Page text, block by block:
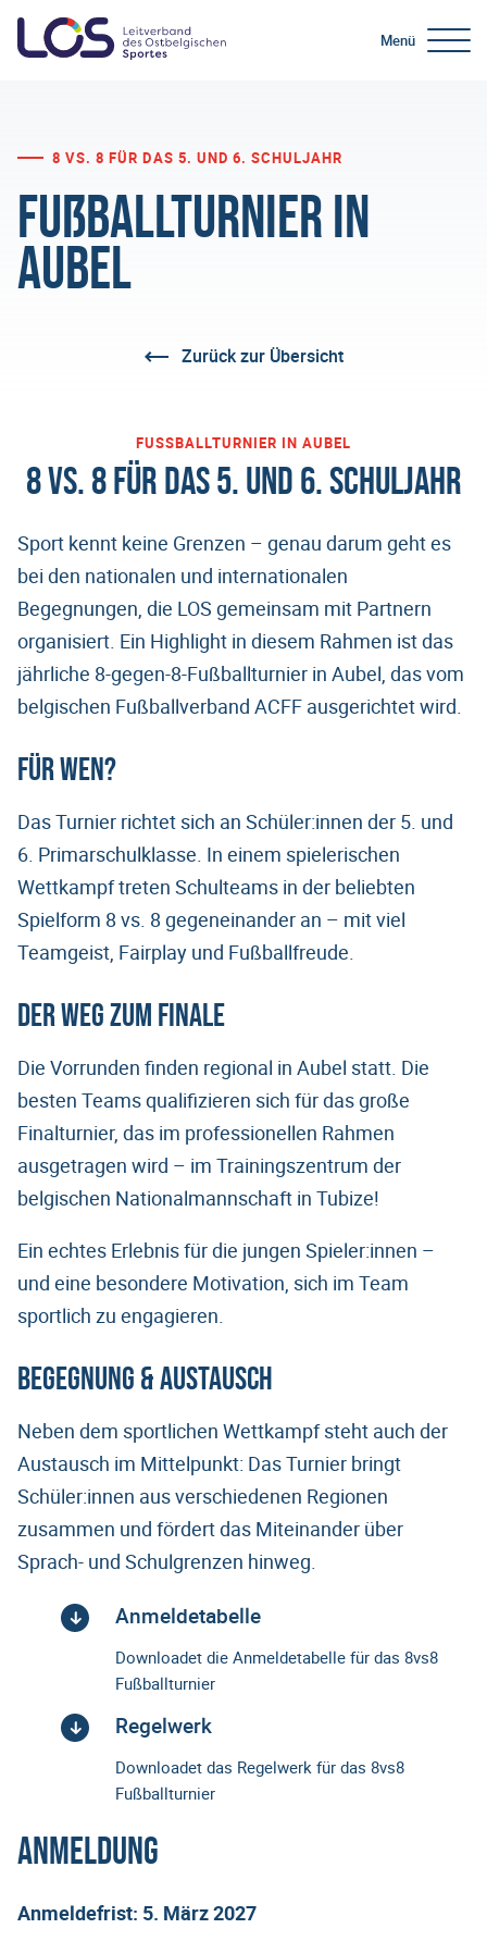
Menü
8 VS. 8 FÜR DAS 5. UND 6. SCHULJAHR
Fußballturnier in
Aubel
Zurück zur Übersicht
FUSSBALLTURNIER IN AUBEL
8 VS. 8 FÜR DAS 5. UND 6. SCHULJAHR
Sport kennt keine Grenzen – genau darum geht es
bei den nationalen und internationalen
Begegnungen, die LOS gemeinsam mit Partnern
organisiert. Ein Highlight in diesem Rahmen ist das
jährliche 8-gegen-8-Fußballturnier in Aubel, das vom
belgischen Fußballverband ACFF ausgerichtet wird.
Für wen?
Das Turnier richtet sich an Schüler:innen der 5. und
6. Primarschulklasse. In einem spielerischen
Wettkampf treten Schulteams in der beliebten
Spielform 8 vs. 8 gegeneinander an – mit viel
Teamgeist, Fairplay und Fußballfreude.
Der Weg zum Finale
Die Vorrunden finden regional in Aubel statt. Die
besten Teams qualifizieren sich für das große
Finalturnier, das im professionellen Rahmen
ausgetragen wird – im Trainingszentrum der
belgischen Nationalmannschaft in Tubize!
Ein echtes Erlebnis für die jungen Spieler:innen –
und eine besondere Motivation, sich im Team
sportlich zu engagieren.
Begegnung & Austausch
Neben dem sportlichen Wettkampf steht auch der
Austausch im Mittelpunkt: Das Turnier bringt
Schüler:innen aus verschiedenen Regionen
zusammen und fördert das Miteinander über
Sprach- und Schulgrenzen hinweg.
Anmeldetabelle
Downloadet die Anmeldetabelle für das 8vs8
Fußballturnier
Regelwerk
Downloadet das Regelwerk für das 8vs8
Fußballturnier
Anmeldung
Anmeldefrist: 5. März 2027